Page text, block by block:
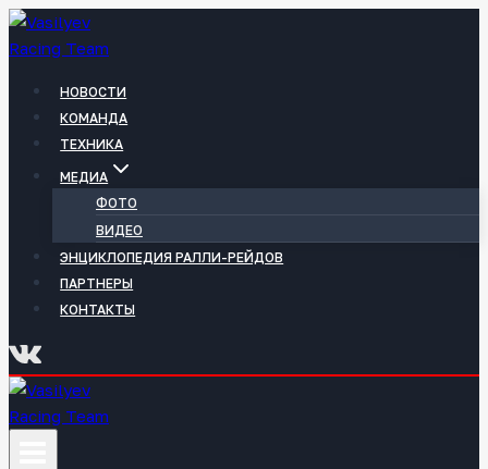
Перейти
к
НОВОСТИ
КОМАНДА
ТЕХНИКА
МЕДИА
ФОТО
ВИДЕО
ЭНЦИКЛОПЕДИЯ РАЛЛИ-РЕЙДОВ
ПАРТНЕРЫ
КОНТАКТЫ